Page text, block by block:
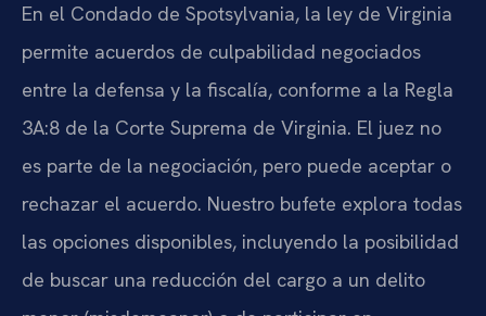
En el Condado de Spotsylvania, la ley de Virginia
permite acuerdos de culpabilidad negociados
entre la defensa y la fiscalía, conforme a la Regla
3A:8 de la Corte Suprema de Virginia. El juez no
es parte de la negociación, pero puede aceptar o
rechazar el acuerdo. Nuestro bufete explora todas
las opciones disponibles, incluyendo la posibilidad
de buscar una reducción del cargo a un delito